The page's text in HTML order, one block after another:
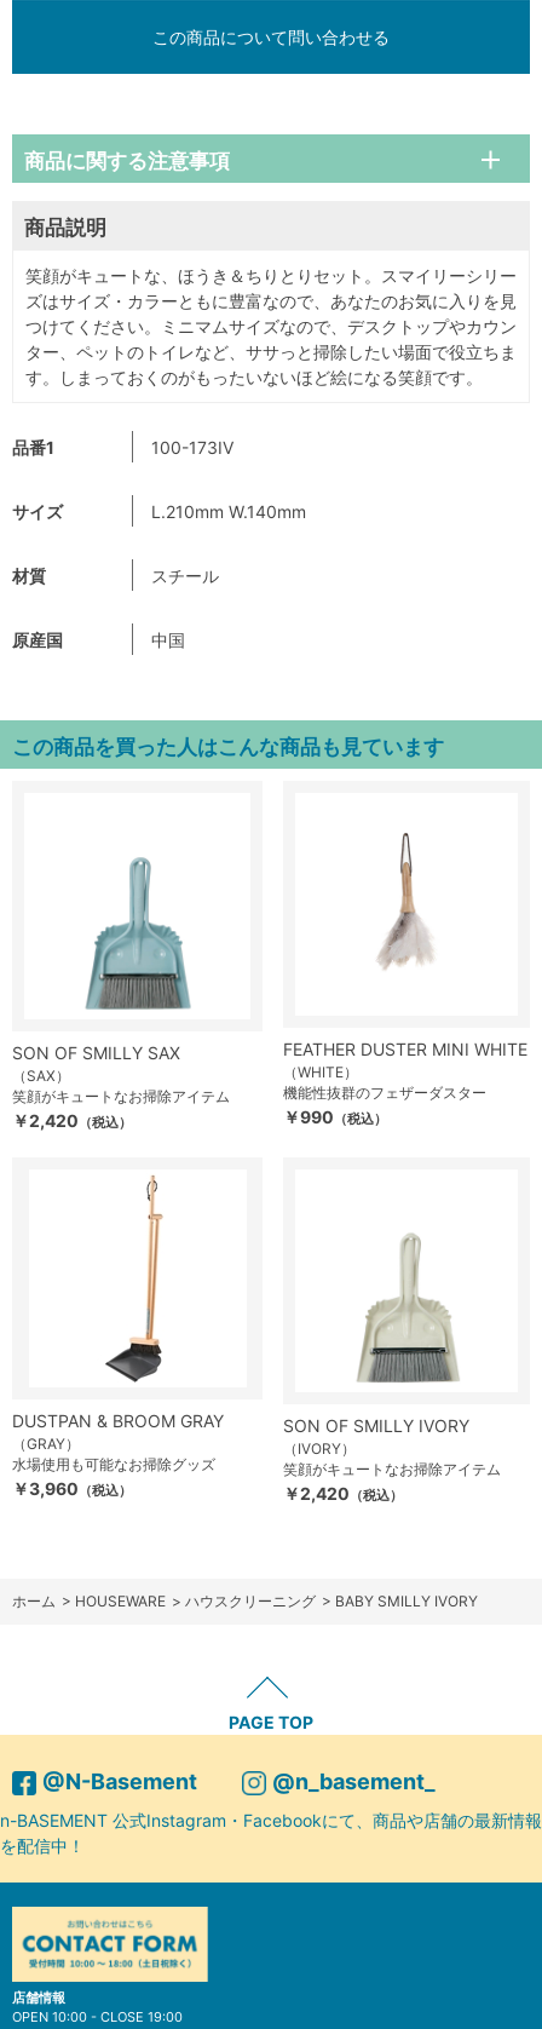
品番1 100-173IV
サイズ L.210mm W.140mm
材質 スチール
原産国 中国
この商品について問い合わせる
商品説明
笑顔がキュートな、ほうき＆ちりとりセット。スマイリーシリー
ズはサイズ・カラーともに豊富なので、あなたのお気に入りを見
つけてください。ミニマムサイズなので、デスクトップやカウン
ター、ペットのトイレなど、ササっと掃除したい場面で役立ちま
す。しまっておくのがもったいないほど絵になる笑顔です。
商品に関する注意事項
この商品を買った人はこんな商品も見ています
SON OF SMILLY SAX
（SAX）
笑顔がキュートなお掃除アイテム
￥2,420 （税込）
FEATHER DUSTER MINI WHITE
（WHITE）
機能性抜群のフェザーダスター
￥990 （税込）
DUSTPAN & BROOM GRAY
（GRAY）
水場使用も可能なお掃除グッズ
￥3,960 （税込）
SON OF SMILLY IVORY
（IVORY）
笑顔がキュートなお掃除アイテム
￥2,420 （税込）
ホーム > HOUSEWARE > ハウスクリーニング > BABY SMILLY IVORY
PAGE TOP
@N-Basement @n_basement_
n-BASEMENT 公式Instagram・Facebookにて、商品や店舗の最新情報
を配信中！
店舗情報
OPEN 10:00 - CLOSE 19:00